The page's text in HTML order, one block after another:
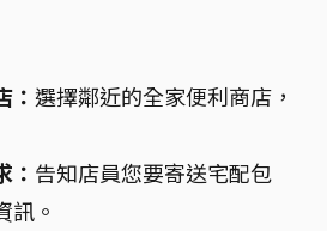
： 選擇鄰近的全家便利商店，
： 告知店員您要寄送宅配包
訊。